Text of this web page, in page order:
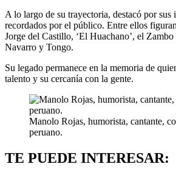
A lo largo de su trayectoria, destacó por sus
recordados por el público. Entre ellos
Jorge del Castillo, ‘El Huachano’, el
Navarro y Tongo.
Su legado permanece en la memoria de
talento y su cercanía con la gente.
Manolo Rojas, humorista, cantante,
peruano.
TE PUEDE INTERESAR: